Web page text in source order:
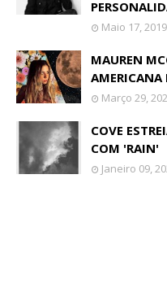
Maio 17, 2019
MAUREN
AMERICANA
Março 29,
COVE
COM 'RAIN'
Janeiro 09,